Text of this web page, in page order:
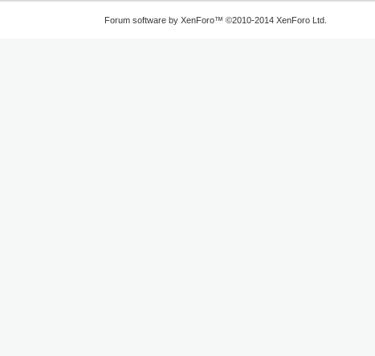
Forum software by XenForo™ ©2010-2014 XenForo Ltd.